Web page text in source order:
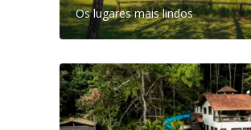
Os lugares mais lindos